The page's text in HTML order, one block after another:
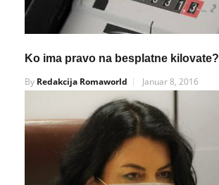
Ko ima pravo na besplatne kilovate?
By Redakcija Romaworld Januar 8, 2016